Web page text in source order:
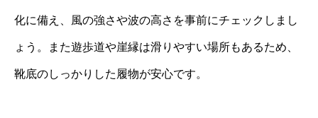
化に備え、風の強さや波の高さを事前にチェックしまし
ょう。また遊歩道や崖縁は滑りやすい場所もあるため、
靴底のしっかりした履物が安心です。